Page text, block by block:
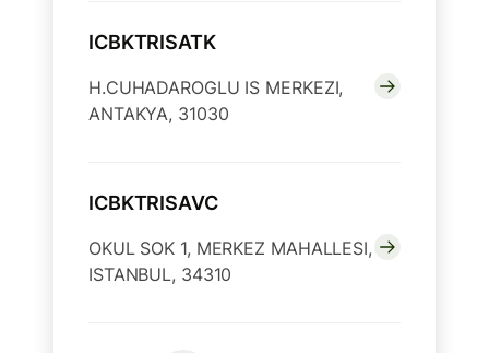
ICBKTRISATK
H.CUHADAROGLU IS MERKEZI,
ANTAKYA, 31030
ICBKTRISAVC
OKUL SOK 1, MERKEZ MAHALLESI,
ISTANBUL, 34310